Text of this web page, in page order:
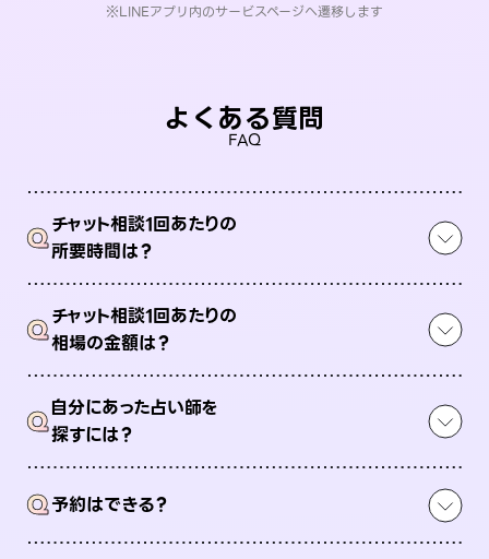
※LINEアプリ内のサービスページへ遷移します
よくある質問
FAQ
Qチャット相談1回あたりの
所要時間は？
Qチャット相談1回あたりの
相場の金額は？
Q自分にあった占い師を
探すには？
Q予約はできる？